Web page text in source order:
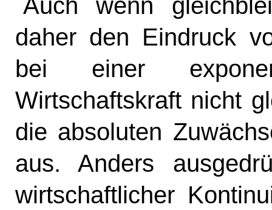
daher den Eindruck
bei einer
Wirtschaftskraft nicht
die absoluten
aus. Anders
wirtschaftlicher